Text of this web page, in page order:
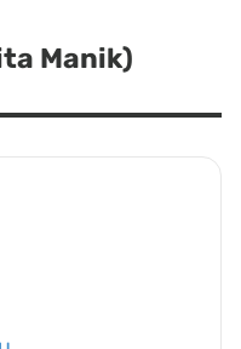
Manik)